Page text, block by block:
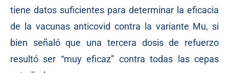
tiene datos suficientes para determinar la eficacia
de la vacunas anticovid contra la variante Mu, si
bien señaló que una tercera dosis de refuerzo
resultó ser “muy eficaz” contra todas las cepas